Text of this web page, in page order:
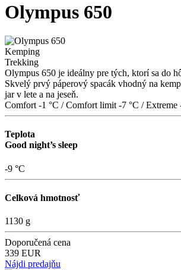
Olympus 650
Kemping
Trekking
Olympus 650 je ideálny pre tých, ktorí sa do
Skvelý prvý páperový spacák vhodný na
jar v lete a na jeseň.
Comfort -1 °C /Comfort limit -7 °C /Extreme
Teplota
Good night’s sleep
-9 °C
Celková hmotnosť
1130 g
Doporučená cena
339 EUR
Nájdi predajňu